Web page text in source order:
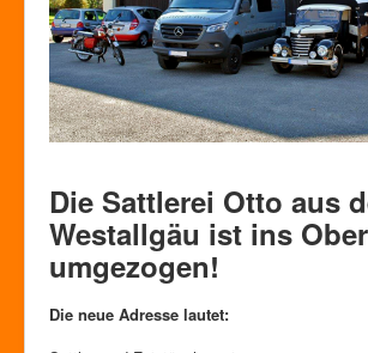
Die Sattlerei Otto aus
Westallgäu ist ins
umgezogen!
Die neue Adresse lautet: